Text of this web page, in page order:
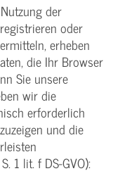
der
oder
erheben
die Ihr Browser
Sie unsere
wir die
erforderlich
und die
1 lit. f DS-GVO):